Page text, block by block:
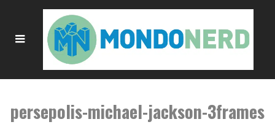
persepolis-michael-jackson-3frames